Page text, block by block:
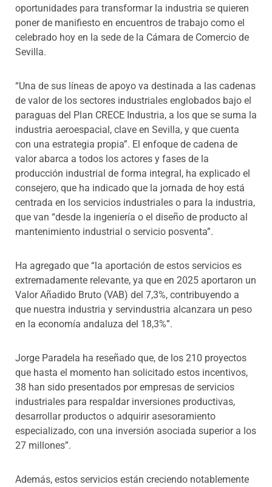
oportunidades para transformar la industria se quieren
poner de manifiesto en encuentros de trabajo como el
celebrado hoy en la sede de la Cámara de Comercio de
Sevilla.
“Una de sus líneas de apoyo va destinada a las cadenas
de valor de los sectores industriales englobados bajo el
paraguas del Plan CRECE Industria, a los que se suma la
industria aeroespacial, clave en Sevilla, y que cuenta
con una estrategia propia”. El enfoque de cadena de
valor abarca a todos los actores y fases de la
producción industrial de forma integral, ha explicado el
consejero, que ha indicado que la jornada de hoy está
centrada en los servicios industriales o para la industria,
que van “desde la ingeniería o el diseño de producto al
mantenimiento industrial o servicio posventa”.
Ha agregado que “la aportación de estos servicios es
extremadamente relevante, ya que en 2025 aportaron un
Valor Añadido Bruto (VAB) del 7,3%, contribuyendo a
que nuestra industria y servindustria alcanzara un peso
en la economía andaluza del 18,3%”.
Jorge Paradela ha reseñado que, de los 210 proyectos
que hasta el momento han solicitado estos incentivos,
38 han sido presentados por empresas de servicios
industriales para respaldar inversiones productivas,
desarrollar productos o adquirir asesoramiento
especializado, con una inversión asociada superior a los
27 millones”.
Además, estos servicios están creciendo notablemente